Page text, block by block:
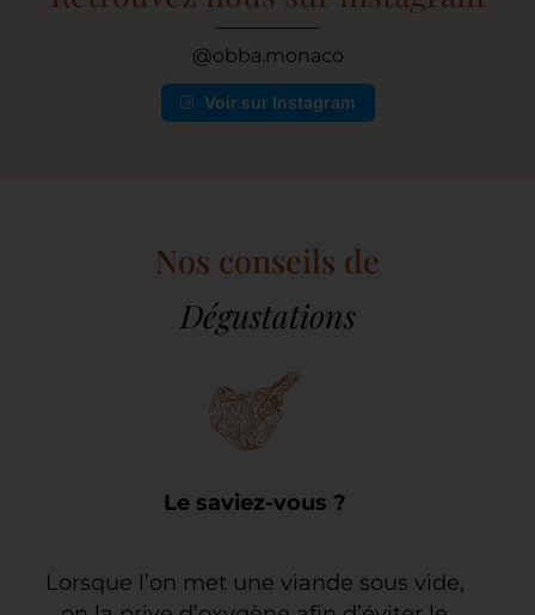
@obba.monaco
Voir sur Instagram
Nos conseils de
Dégustations
Le saviez-vous ?
Lorsque l’on met une viande sous vide,